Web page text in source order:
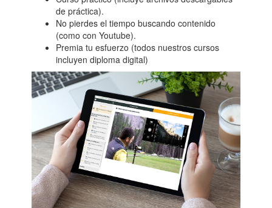
de práctica).
No pierdes el tiempo buscando contenido
(como con Youtube).
Premia tu esfuerzo (todos nuestros cursos
incluyen diploma digital)